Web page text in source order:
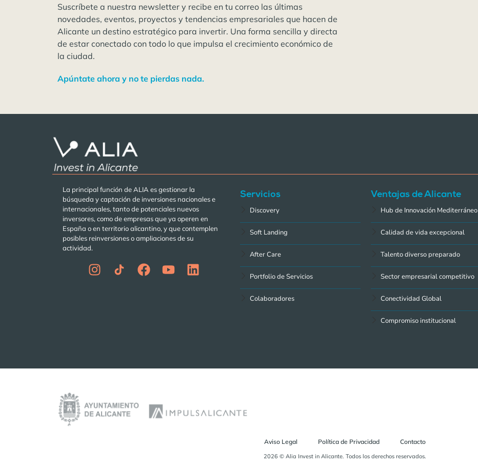
Suscríbete a nuestra newsletter y recibe en tu correo las últimas
novedades, eventos, proyectos y tendencias empresariales que hacen de
Alicante un destino estratégico para invertir. Una forma sencilla y directa
de estar conectado con todo lo que impulsa el crecimiento económico de
la ciudad.
Apúntate ahora y no te pierdas nada.
La principal función de ALIA es gestionar la
búsqueda y captación de inversiones nacionales e
internacionales, tanto de potenciales nuevos
inversores, como de empresas que ya operen en
España o en territorio alicantino, y que contemplen
posibles reinversiones o ampliaciones de su
actividad.
Servicios
Discovery
Soft Landing
After Care
Portfolio de Servicios
Colaboradores
Ventajas de Alicante
Hub de Innovación Mediterráneo
Calidad de vida excepcional
Talento diverso preparado
Sector empresarial competitivo
Conectividad Global
Compromiso institucional
Aviso Legal Política de Privacidad Contacto
2026 © Alia Invest in Alicante. Todos los derechos reservados.